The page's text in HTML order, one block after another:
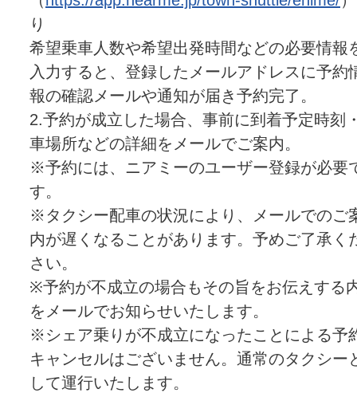
り
希望乗車人数や希望出発時間などの必要情報
入力すると、登録したメールアドレスに予約
報の確認メールや通知が届き予約完了。
2.予約が成立した場合、事前に到着予定時刻
車場所などの詳細をメールでご案内。
※予約には、ニアミーのユーザー登録が必要
す。
※タクシー配車の状況により、メールでのご
内が遅くなることがあります。予めご了承く
さい。
※予約が不成立の場合もその旨をお伝えする
をメールでお知らせいたします。
※シェア乗りが不成立になったことによる予
キャンセルはございません。通常のタクシー
して運行いたします。